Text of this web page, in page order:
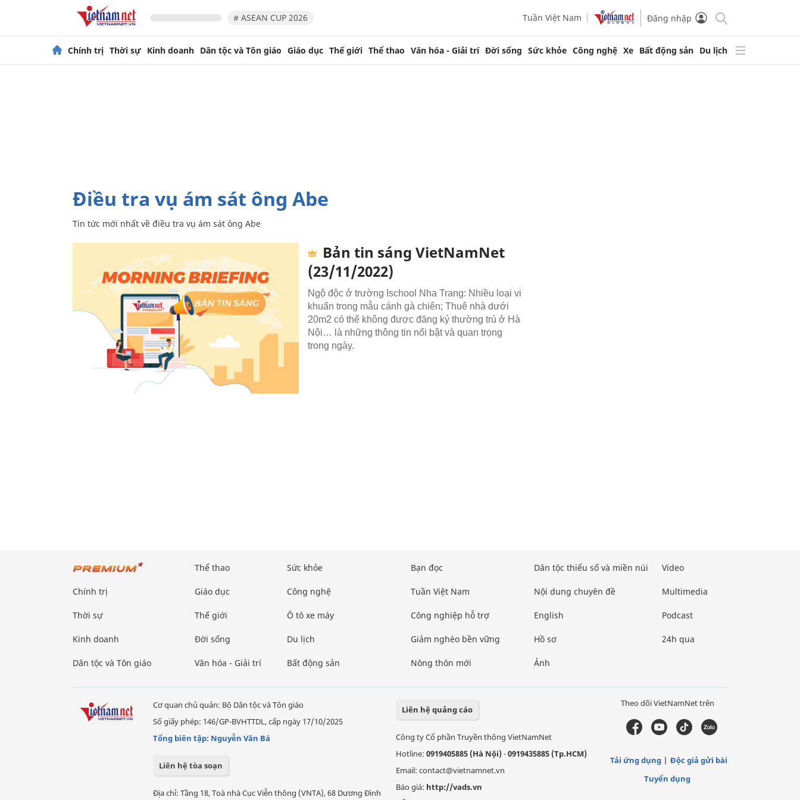
# ASEAN CUP 2026 Tuần Việt Nam Đăng nhập
Chính trị Thời sự Kinh doanh Dân tộc và Tôn giáo Giáo dục Thế giới Thể thao Văn hóa - Giải trí Đời sống Sức khỏe Công nghệ Xe Bất động sản Du lịch
điều tra vụ ám sát ông Abe
Tin tức mới nhất về điều tra vụ ám sát ông Abe
Bản tin sáng VietNamNet
(23/11/2022)
Ngộ độc ở trường Ischool Nha Trang: Nhiều loại vi
khuẩn trong mẫu cánh gà chiên; Thuê nhà dưới
20m2 có thể không được đăng ký thường trú ở Hà
Nội… là những thông tin nổi bật và quan trọng
trong ngày.
Chính trị
Thời sự
Kinh doanh
Dân tộc và Tôn giáo
Thể thao
Giáo dục
Thế giới
Đời sống
Văn hóa - Giải trí
Sức khỏe
Công nghệ
Ô tô xe máy
Du lịch
Bất động sản
Bạn đọc
Tuần Việt Nam
Công nghiệp hỗ trợ
Giảm nghèo bền vững
Nông thôn mới
Dân tộc thiểu số và miền núi
Nội dung chuyên đề
English
Hồ sơ
Ảnh
Video
Multimedia
Podcast
24h qua
Cơ quan chủ quản: Bộ Dân tộc và Tôn giáo
Số giấy phép: 146/GP-BVHTTDL, cấp ngày 17/10/2025
Tổng biên tập: Nguyễn Văn Bá
Liên hệ tòa soạn
Địa chỉ: Tầng 18, Toà nhà Cục Viễn thông (VNTA), 68 Dương Đình
Liên hệ quảng cáo
Công ty Cổ phần Truyền thông VietNamNet
Hotline: 0919405885 (Hà Nội)-0919435885 (Tp.HCM)
Email: contact@vietnamnet.vn
Báo giá: http://vads.vn
Theo dõi VietNamNet trên
Tải ứng dụng
Độc giả gửi bài
Tuyển dụng